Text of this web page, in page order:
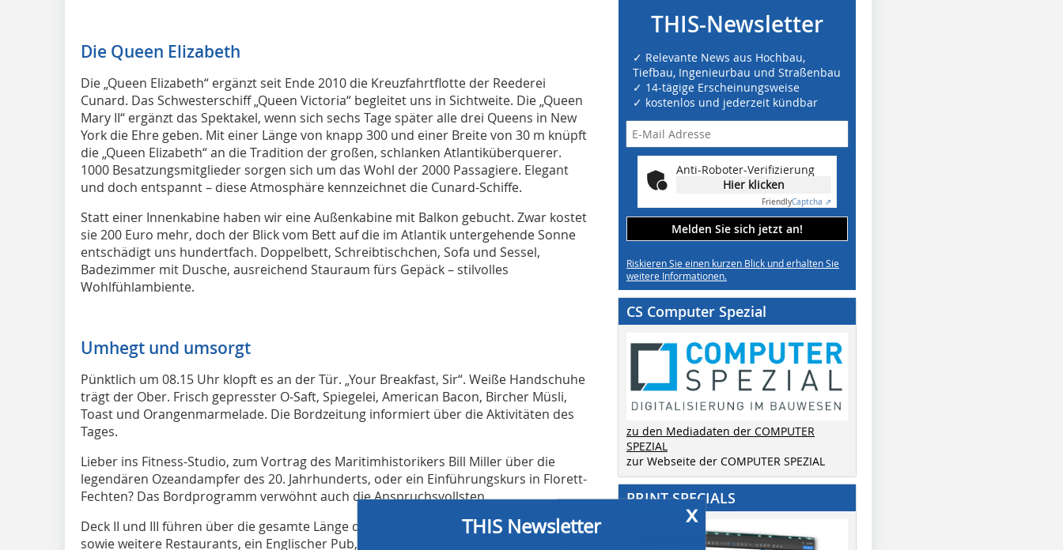
Die Queen Elizabeth
Die „Queen Elizabeth“ ergänzt seit Ende 2010 die Kreuzfahrtflotte der Reederei
Cunard. Das Schwesterschiff „Queen Victoria“ begleitet uns in Sichtweite. Die „Queen
Mary II“ ergänzt das Spektakel, wenn sich sechs Tage später alle drei Queens in New
York die Ehre geben. Mit einer Länge von knapp 300 und einer Breite von 30 m knüpft
die „Queen Elizabeth“ an die Tradition der großen, schlanken Atlantiküberquerer.
1000 Besatzungsmitglieder sorgen sich um das Wohl der 2000 Passagiere. Elegant
und doch entspannt – diese Atmosphäre kennzeichnet die Cunard-Schiffe.
Statt einer Innenkabine haben wir eine Außenkabine mit Balkon gebucht. Zwar kostet
sie 200 Euro mehr, doch der Blick vom Bett auf die im Atlantik untergehende Sonne
entschädigt uns hundertfach. Doppelbett, Schreibtischchen, Sofa und Sessel,
Badezimmer mit Dusche, ausreichend Stauraum fürs Gepäck – stilvolles
Wohlfühlambiente.
Umhegt und umsorgt
Pünktlich um 08.15 Uhr klopft es an der Tür. „Your Breakfast, Sir“. Weiße Handschuhe
trägt der Ober. Frisch gepresster O-Saft, Spiegelei, American Bacon, Bircher Müsli,
Toast und Orangenmarmelade. Die Bordzeitung informiert über die Aktivitäten des
Tages.
Lieber ins Fitness-Studio, zum Vortrag des Maritimhistorikers Bill Miller über die
legendären Ozeandampfer des 20. Jahrhunderts, oder ein Einführungskurs in Florett-
Fechten? Das Bordprogramm verwöhnt auch die Anspruchsvollsten.
Deck II und III führen über die gesamte Länge des Schiffes. Hier sind das Britannia-
sowie weitere Restaurants, ein Englischer Pub, Spielkasino, die Bibliothek mit 6000
x
THIS Newsletter
THIS-Newsletter
✓ Relevante News aus Hochbau,
Tiefbau, Ingenieurbau und Straßenbau
✓ 14-tägige Erscheinungsweise
✓ kostenlos und jederzeit kündbar
Anti-Roboter-Verifizierung
Hier klicken
FriendlyCaptcha ⇗
Melden Sie sich jetzt an!
Riskieren Sie einen kurzen Blick und erhalten Sie
weitere Informationen.
CS Computer Spezial
zu den Mediadaten der COMPUTER
SPEZIAL
zur Webseite der COMPUTER SPEZIAL
PRINT SPECIALS